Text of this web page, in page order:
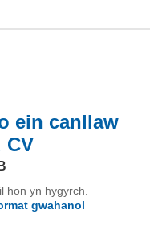
ein canllaw
CV
hon yn hygyrch.
gwahanol